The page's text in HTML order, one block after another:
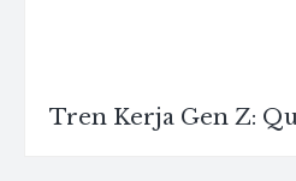
Tren Kerja Gen Z: